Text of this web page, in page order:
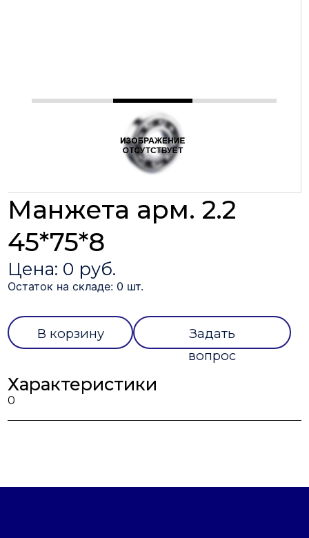
Манжета арм. 2.2
45*75*8
Цена: 0 руб.
Остаток на складе: 0 шт.
В корзину
Задать
вопрос
Характеристики
0